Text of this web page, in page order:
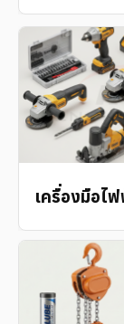
เครื่องมือไ